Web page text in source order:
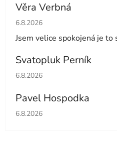
Věra Verbná
Hodnocení obchodu je 5 z 5
6.8.2026
Jsem velice spokojená je to
Svatopluk Perník
Hodnocení obchodu je 5 z 5
6.8.2026
Pavel Hospodka
Hodnocení obchodu je 5 z 5
6.8.2026